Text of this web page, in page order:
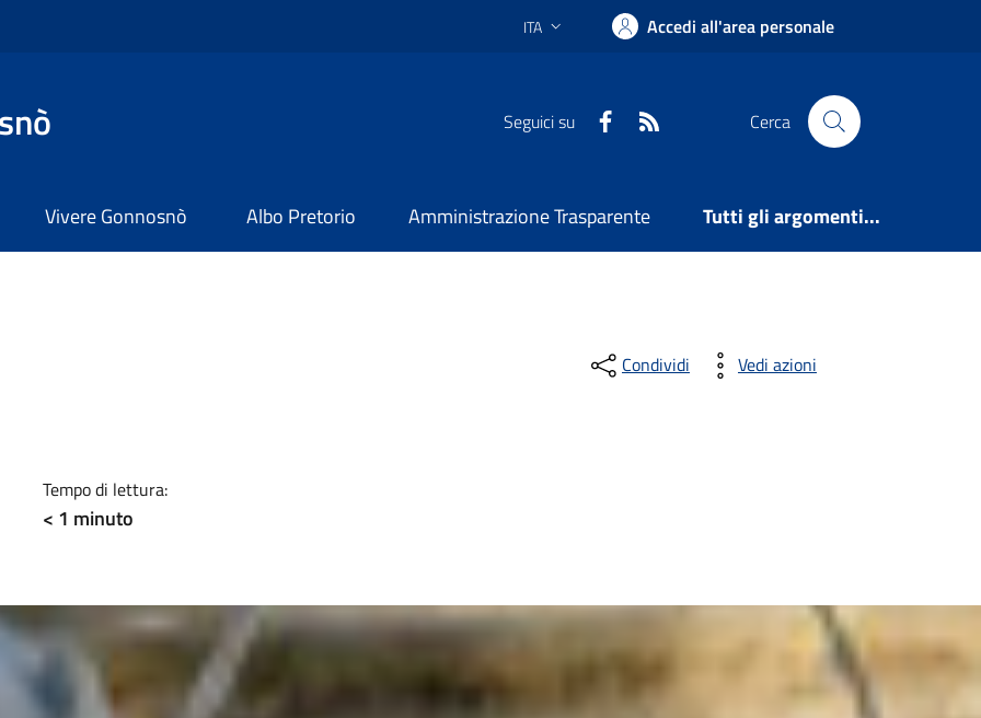
Lingua attiva:
ITA Accedi all'area personale
Seguici su Facebook Cerca
Vivere Gonnosnò Albo Pretorio Amministrazione Trasparente Tutti gli argomenti...
Tempo di lettura:
< 1 minuto
Condividi Vedi azioni